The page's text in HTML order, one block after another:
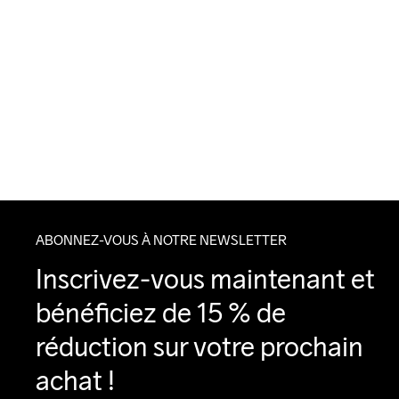
ABONNEZ-VOUS À NOTRE NEWSLETTER
Inscrivez-vous maintenant et
bénéficiez de 15 % de
réduction sur votre prochain
achat !